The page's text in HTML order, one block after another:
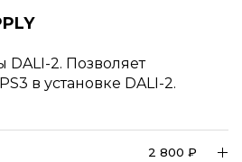
2. Позволяет
в установке DALI-2.
2 800 ₽